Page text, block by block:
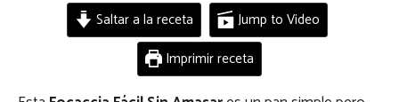
Saltar a la receta
Jump to Video
Imprimir receta